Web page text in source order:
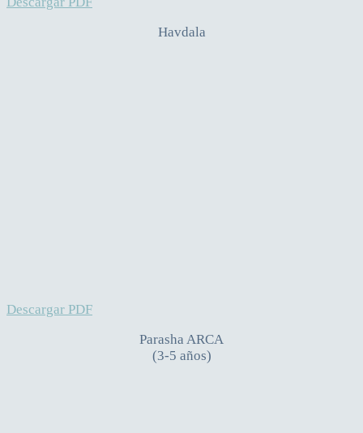
Havdala
Descargar PDF
Parasha ARCA
(3-5 años)